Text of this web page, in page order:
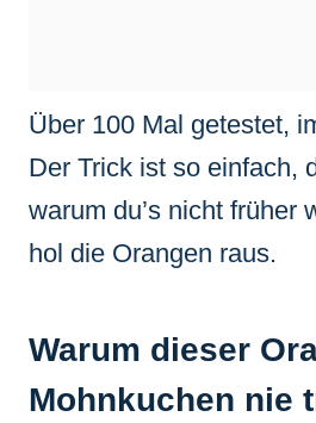
Über 100 Mal getestet,
Der Trick ist so einfach,
warum du’s nicht früher
hol die Orangen raus.
Warum dieser
Mohnkuchen nie